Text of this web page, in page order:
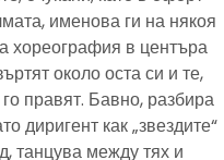
именова ги на някоя
хореография в центъра
около оста си и те,
правят. Бавно, разбира
диригент как „звездите“
танцува между тях и